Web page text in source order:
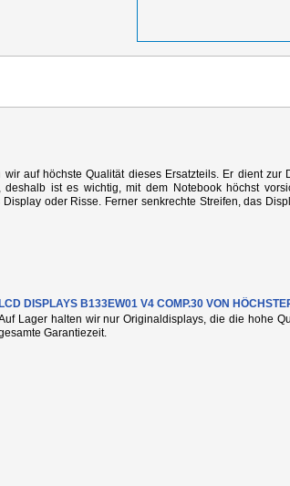
auf höchste Qualität dieses Ersatzteils. Er dient zur
ist es wichtig, mit dem Notebook höchst
oder Risse. Ferner senkrechte Streifen, das
LCD DISPLAYS B133EW01 V4 COMP.30 VON
Lager halten wir nur Originaldisplays, die die hohe
Garantiezeit.